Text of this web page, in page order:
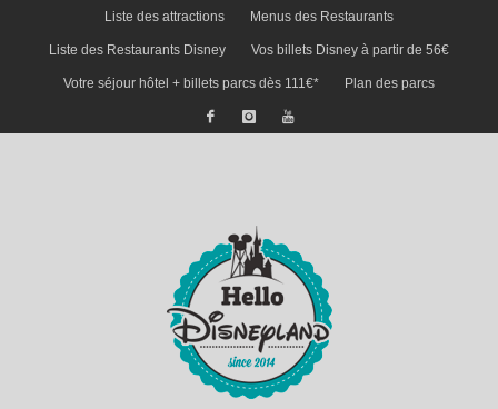
Liste des attractions Menus des Restaurants
Liste des Restaurants Disney Vos billets Disney à partir de 56€
Votre séjour hôtel + billets parcs dès 111€* Plan des parcs